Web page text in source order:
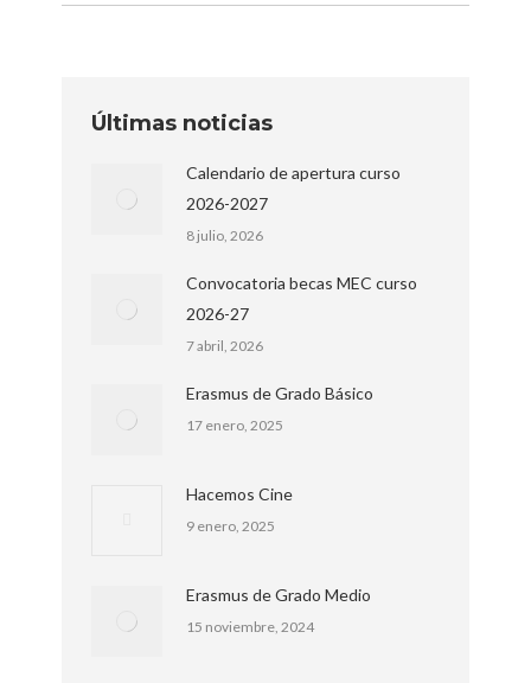
Últimas noticias
Calendario de apertura curso
2026-2027
8 julio, 2026
Convocatoria becas MEC curso
2026-27
7 abril, 2026
Erasmus de Grado Básico
17 enero, 2025
Hacemos Cine
9 enero, 2025
Erasmus de Grado Medio
15 noviembre, 2024